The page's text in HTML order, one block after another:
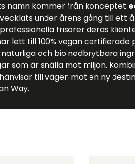
namn kommer från konceptet
under årens gång till ett
frisörer deras
lett till 100% vegan certifierade
och bio nedbrytbara
som är snälla mot miljön.
till vägen mot en ny
Way.